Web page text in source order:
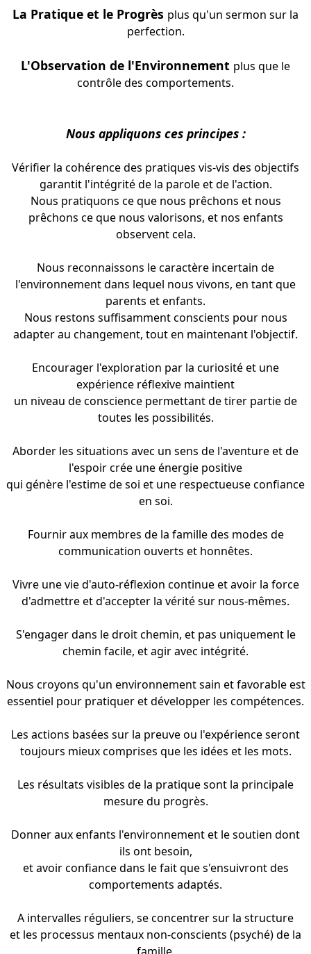
La Pratique et le Progrès plus qu'un sermon sur la
perfection.
L'Observation de l'Environnement plus que le
contrôle des comportements.
Nous appliquons ces principes :
Vérifier la cohérence des pratiques vis-vis des objectifs
garantit l'intégritéde la parole et de l'action.
Nous pratiquons ce que nous prêchons et nous
prêchons ce que nous valorisons, et nos enfants
observent cela.
Nous reconnaissons le caractère incertain de
l'environnement dans lequel nous vivons, en tant que
parents et enfants.
Nous restons suffisamment conscients pour nous
adapter au changement, tout en maintenant l'objectif.
Encourager l'exploration par la curiosité et une
expérience réflexive maintient
un niveau de conscience permettant de tirer partie de
toutes les possibilités.
Aborder les situations avec un sens de l'aventure et de
l'espoir crée une énergie positive
qui génère l'estime de soi et une respectueuse confiance
en soi.
Fournir aux membres de la famille des modes de
communication ouverts et honnêtes.
Vivre une vie d'auto-réflexion continue et avoir la force
d'admettre et d'accepter la vérité sur nous-mêmes.
S'engager dans le droit chemin, et pas uniquement le
chemin facile, et agir avec intégrité.
Nous croyons qu'un environnement sain et favorable est
essentiel pour pratiquer et développer les compétences.
Les actions basées sur la preuve ou l'expérience seront
toujours mieux comprises que les idées et les mots.
Les résultats visibles de la pratique sont la principale
mesure du progrès.
Donner aux enfants l'environnement et le soutien dont
ils ont besoin,
et avoir confiance dans le fait que s'ensuivront des
comportements adaptés.
A intervalles réguliers, se concentrer sur la structure
et les processus mentaux non-conscients (psyché) de la